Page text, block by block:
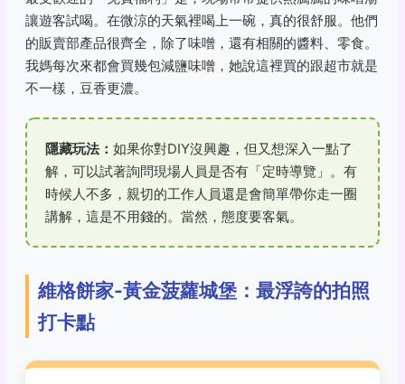
讓遊客試喝。在微涼的天氣裡喝上一碗，真的很舒服。他們
的販賣部產品很齊全，除了味噌，還有相關的醬料、零食。
我媽每次來都會買幾包減鹽味噌，她說這裡買的跟超市就是
不一樣，豆香更濃。
隱藏玩法： 如果你對DIY沒興趣，但又想深入一點了
解，可以試著詢問現場人員是否有「定時導覽」。有
時候人不多，親切的工作人員還是會簡單帶你走一圈
講解，這是不用錢的。當然，態度要客氣。
維格餅家-黃金菠蘿城堡：最浮誇的拍照
打卡點